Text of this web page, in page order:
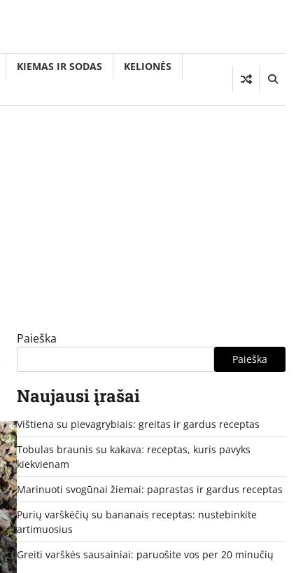
KIEMAS IR SODAS
KELIONĖS
Paieška
Paieška
Naujausi įrašai
Vištiena su pievagrybiais: greitas ir gardus receptas
Tobulas braunis su kakava: receptas, kuris pavyks
kiekvienam
Marinuoti svogūnai žiemai: paprastas ir gardus receptas
Purių varškėčių su bananais receptas: nustebinkite
artimuosius
Greiti varškės sausainiai: paruošite vos per 20 minučių